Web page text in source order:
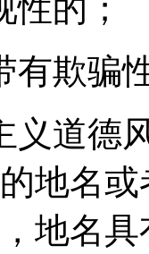
的；
有欺骗
义道德
地名
地名